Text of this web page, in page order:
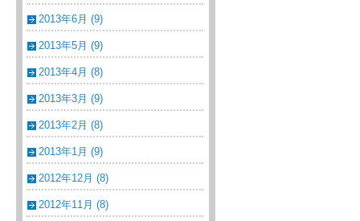
2013年6月 (9)
2013年5月 (9)
2013年4月 (8)
2013年3月 (9)
2013年2月 (8)
2013年1月 (9)
2012年12月 (8)
2012年11月 (8)